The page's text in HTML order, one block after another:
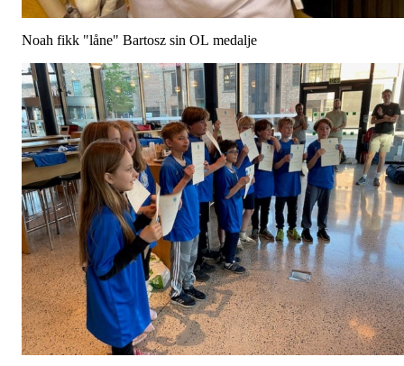
Noah fikk "låne" Bartosz sin OL medalje